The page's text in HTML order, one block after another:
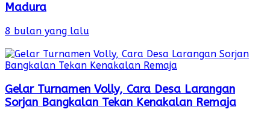
Madura
8 bulan yang lalu
Gelar Turnamen Volly, Cara Desa Larangan
Sorjan Bangkalan Tekan Kenakalan Remaja